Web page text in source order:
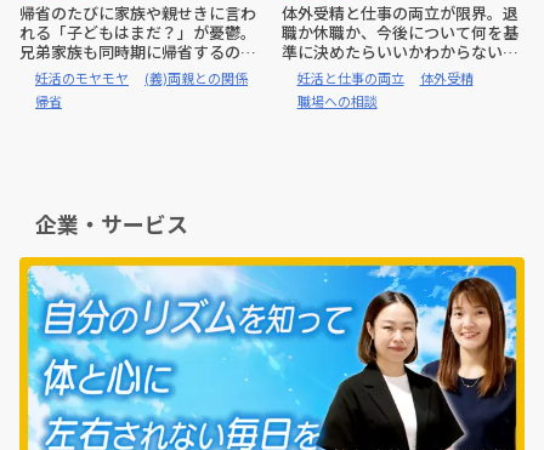
帰省のたびに家族や親せきに言わ
れる「子どもはまだ？」が憂鬱。
兄弟家族も同時期に帰省するの
で、甥や姪に会うのも正直苦痛。
どう対応したらよい？【公認心理
師監修:お悩み相談室】
妊活のモヤモヤ
(義)両親との関係
帰省
体外受精と仕事の両立が限界。退
職か休職か、今後について何を基
準に決めたらいいかわからない
【お悩み相談室】
妊活と仕事の両立
体外受精
職場への相談
企業・サービス